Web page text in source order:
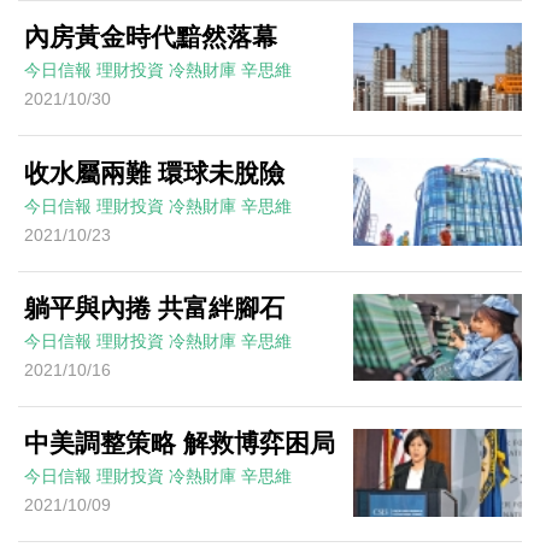
內房黃金時代黯然落幕
今日信報 理財投資 冷熱財庫 辛思維
2021/10/30
收水屬兩難 環球未脫險
今日信報 理財投資 冷熱財庫 辛思維
2021/10/23
躺平與內捲 共富絆腳石
今日信報 理財投資 冷熱財庫 辛思維
2021/10/16
中美調整策略 解救博弈困局
今日信報 理財投資 冷熱財庫 辛思維
2021/10/09